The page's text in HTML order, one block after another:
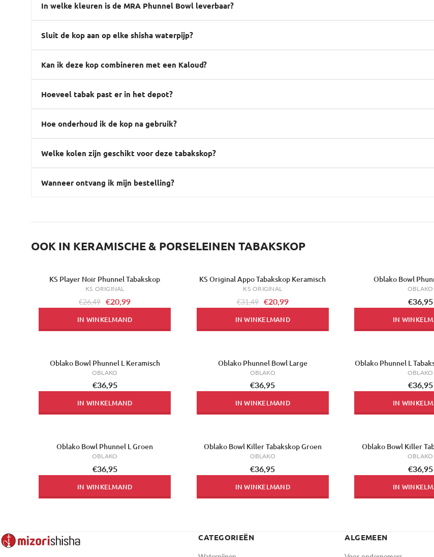
In welke kleuren is de MRA Phunnel Bowl leverbaar?
Sluit de kop aan op elke shisha waterpijp?
Kan ik deze kop combineren met een Kaloud?
Hoeveel tabak past er in het depot?
Hoe onderhoud ik de kop na gebruik?
Welke kolen zijn geschikt voor deze tabakskop?
Wanneer ontvang ik mijn bestelling?
OOK IN KERAMISCHE & PORSELEINEN TABAKSKOP
-21%KS Player Noir Phunnel Tabakskop
KS ORIGINAL
€26,49 €20,99
IN WINKELMAND
-33%
KS Original Appo Tabakskop Keramisch
KS ORIGINAL
€31,49 €20,99
IN WINKELMAND
Oblako Bowl
OBLAKO
€36,95
IN
Oblako Bowl Phunnel L Keramisch
OBLAKO
€36,95
IN WINKELMAND
Oblako Phunnel Bowl Large
OBLAKO
€36,95
IN WINKELMAND
Oblako Phunnel L
OBLAKO
€36,95
IN
Oblako Bowl Phunnel L Groen
OBLAKO
€36,95
IN WINKELMAND
Oblako Bowl Killer Tabakskop Groen
OBLAKO
€36,95
IN WINKELMAND
Oblako Bowl Killer
OBLAKO
€36,95
IN
CATEGORIEËN ALGEMEEN